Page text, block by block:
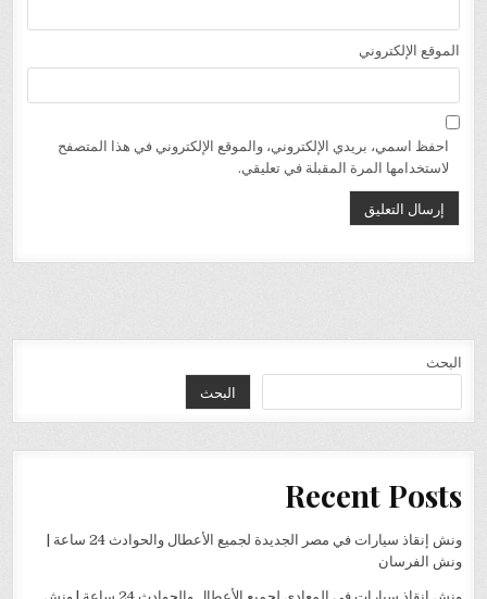
الموقع الإلكتروني
احفظ اسمي، بريدي الإلكتروني، والموقع الإلكتروني في هذا المتصفح
لاستخدامها المرة المقبلة في تعليقي.
البحث
البحث
Recent Posts
ونش إنقاذ سيارات في مصر الجديدة لجميع الأعطال والحوادث 24 ساعة |
ونش الفرسان